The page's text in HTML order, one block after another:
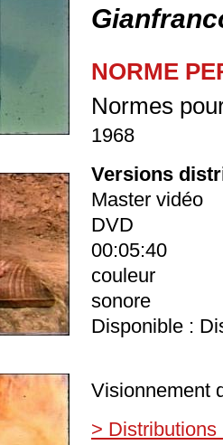
NORME
Normes
1968
Versions
Master vidéo
DVD
00:05:40
couleur
sonore
Disponible :
Visionnement
> Distributions